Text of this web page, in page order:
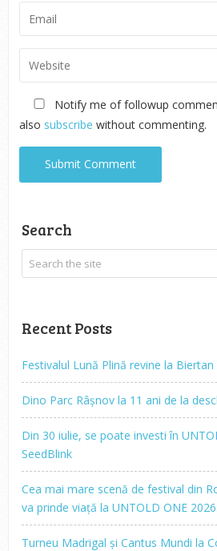
Notify me of followup
also subscribe without commenting.
Search
Recent Posts
Festivalul Lună Plină revine la Biertan
Dino Parc Râșnov la 11 ani de la
Din 30 iulie, se poate investi în
SeedBlink
Cea mai mare scenă de festival din
va prinde viață la UNTOLD ONE 2026
Turneu Madrigal și Cantus Mundi la